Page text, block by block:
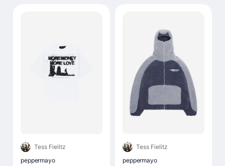
Tess Fielitz
peppermayo
Tess Fielitz
peppermayo